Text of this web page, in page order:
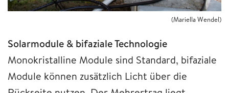
(Mariella Wendel)
Solarmodule & bifaziale Technologie
Monokristalline Module sind Standard, bifaziale
Module können zusätzlich Licht über die